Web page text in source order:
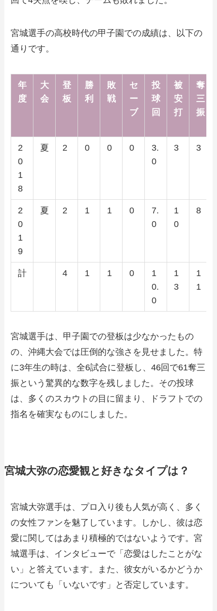
宮城選手の高校時代の甲子園での成績は、以下の
通りです。
年
度
大
会
登
板
勝
利
敗
戦
セ
ー
ブ
投
球
回
被
安
打
奪
三
振
2
0
1
8
夏 2 0 0 0
3.
0
3 3
2
0
1
9
夏 2 1 1 0
7.
0
1
0
8
計 4 1 1 0
1
0.
0
1
3
1
1
宮城選手は、甲子園での登板は少なかったもの
の、沖縄大会では圧倒的な強さを見せました。特
に3年生の時は、全6試合に登板し、46回で61奪三
振という驚異的な数字を残しました。その投球
は、多くのスカウトの目に留まり、ドラフトでの
指名を確実なものにしました。
宮城大弥の恋愛観と好きなタイプは？
宮城大弥選手は、プロ入り後も人気が高く、多く
の女性ファンを魅了しています。しかし、彼は恋
愛に関してはあまり積極的ではないようです。宮
城選手は、インタビューで「恋愛はしたことがな
い」と答えています。また、彼女がいるかどうか
についても「いないです」と否定しています。